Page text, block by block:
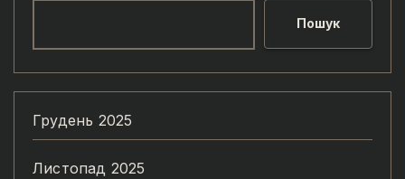
Пошук
Грудень 2025
Листопад 2025